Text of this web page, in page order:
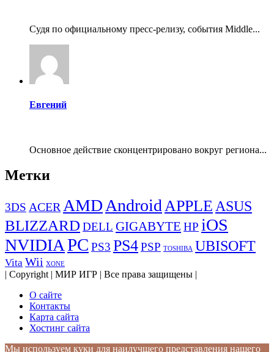
Судя по официальному пресс-релизу, события Middle...
Евгений
Основное действие сконцентрировано вокруг региона...
Метки
3DS ACER AMDAndroidAPPLEASUS
BLIZZARD DELL GIGABYTE HP iOS
NVIDIAPC PS3 PS4PSP TOSHIBA UBISOFT
Vita Wii XONE
| Copyright | МИР ИГР | Все права защищены |
О сайте
Контакты
Карта сайта
Хостинг сайта
Мы используем куки для наилучшего представления нашего